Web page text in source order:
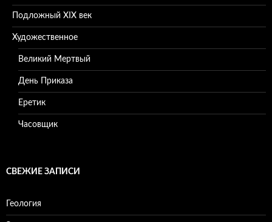
Подложный XIX век
Художественное
Великий Мертвый
День Приказа
Еретик
Часовщик
СВЕЖИЕ ЗАПИСИ
Геология